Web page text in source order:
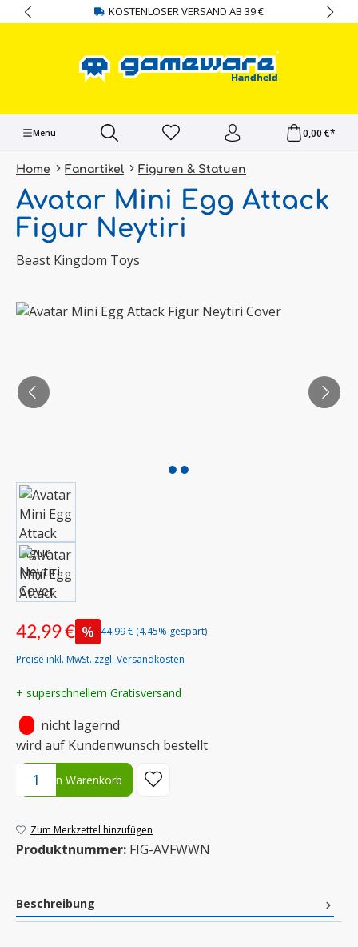
springen KOSTENLOSER VERSAND AB 39 €
Menü 0,00 €*
Home Fanartikel Figuren & Statuen
Avatar Mini Egg Attack
Figur Neytiri
Beast Kingdom Toys
Bildergalerie überspringen
42,99 € % 44,99 € (4.45% gespart)
Preise inkl. MwSt. zzgl. Versandkosten
+ superschnellem Gratisversand
nicht lagernd
wird auf Kundenwunsch bestellt
Produkt Anzahl: Gib den gewünschten Wert ein oder benutze
In den Warenkorb
Zum Merkzettel hinzufügen
Produktnummer: FIG-AVFWWN
Beschreibung